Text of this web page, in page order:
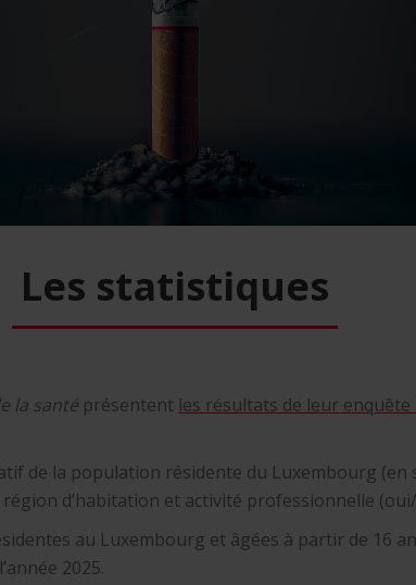
Les statistiques
la santé présentent les résultats de leur
de la population résidente du Luxembourg (en
d’habitation et activité professionnelle
au Luxembourg et âgées à partir de 16
2025.